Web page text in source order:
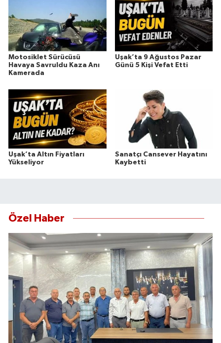
Motosiklet Sürücüsü
Havaya Savruldu Kaza Anı
Kamerada
Uşak’ta 9 Ağustos Pazar
Günü 5 Kişi Vefat Etti
Uşak’ta Altın Fiyatları
Yükseliyor
Sanatçı Cansever Hayatını
Kaybetti
Özel Haber